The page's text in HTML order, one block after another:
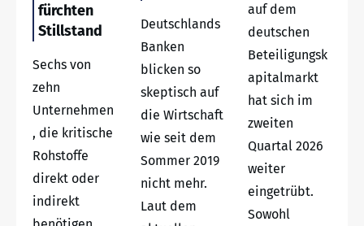
fürchten
Stillstand
Sechs von
zehn
Unternehmen
, die kritische
Rohstoffe
direkt oder
indirekt
Deutschlands
Banken
blicken so
skeptisch auf
die Wirtschaft
wie seit dem
Sommer 2019
nicht mehr.
Laut dem
auf dem
deutschen
Beteiligungsk
apitalmarkt
hat sich im
zweiten
Quartal 2026
weiter
eingetrübt.
Sowohl